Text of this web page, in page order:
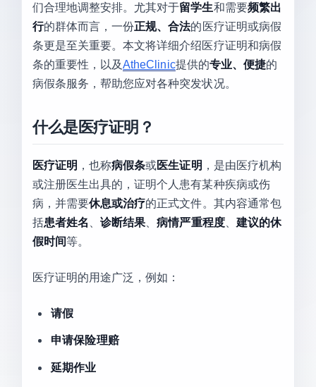
们合理地调整安排。尤其对于留学生和需要频繁出
行的群体而言，一份正规、合法的医疗证明或病假
条更是至关重要。本文将详细介绍医疗证明和病假
条的重要性，以及AtheClinic提供的专业、便捷的
病假条服务，帮助您应对各种突发状况。
什么是医疗证明？
医疗证明 ，也称病假条或医生证明 ，是由医疗机构
或注册医生出具的，证明个人患有某种疾病或伤
病，并需要休息或治疗的正式文件。其内容通常包
括患者姓名 、诊断结果 、病情严重程度、 建议的休
假时间等。
医疗证明的用途广泛，例如：
请假
申请保险理赔
延期作业